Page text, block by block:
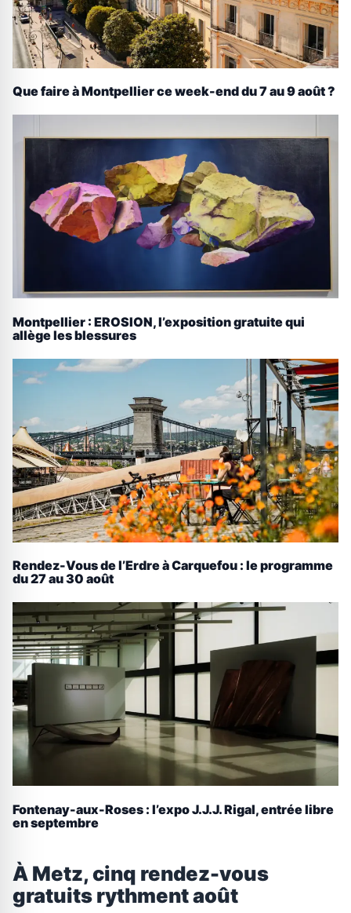
Que faire à Montpellier ce week-end du 7 au 9 août ?
Montpellier : EROSION, l’exposition gratuite qui
allège les blessures
Rendez-Vous de l’Erdre à Carquefou : le programme
du 27 au 30 août
Fontenay-aux-Roses : l’expo J.J.J. Rigal, entrée libre
en septembre
À Metz, cinq rendez-vous
gratuits rythment août